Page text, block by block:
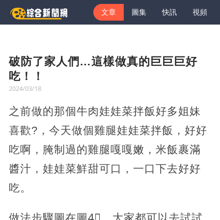
文章 圖集 快訊 視頻
破防了家人們…這樣做真的巨巨巨好
吃！！
2024/03/18
之前做的那個牛肉娃娃菜拌飯好多姐妹
喜歡?，今天做個雞腿娃娃菜拌飯，好好
吃啊，腌制過的雞腿嘎嘎嫩，米飯裹滿
醬汁，娃娃菜鮮甜可口，一口下去好好
吃。